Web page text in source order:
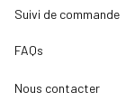
Suivi de commande
FAQs
Nous contacter